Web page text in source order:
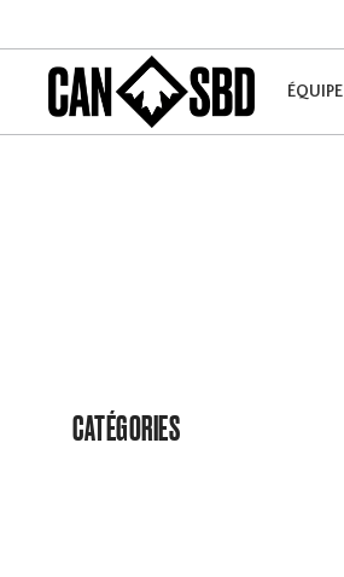
ÉQUIPE
CATÉGORIES